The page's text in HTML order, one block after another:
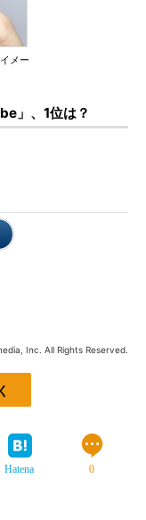
メー
」、1位は？
Inc. All Rights Reserved.
Hatena 0